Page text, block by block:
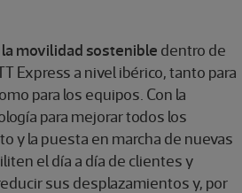
movilidad sostenible dentro de
Express a nivel ibérico, tanto para
para los equipos. Con la
para mejorar todos los
y la puesta en marcha de nuevas
el día a día de clientes y
sus desplazamientos y, por